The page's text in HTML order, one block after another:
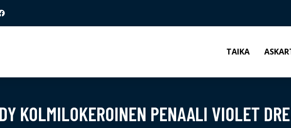
TAIKA
KOLMILOKEROINEN PENAALI VIOLET